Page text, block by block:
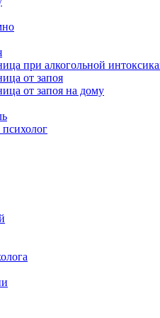
при алкогольной
от запоя
от запоя на дому